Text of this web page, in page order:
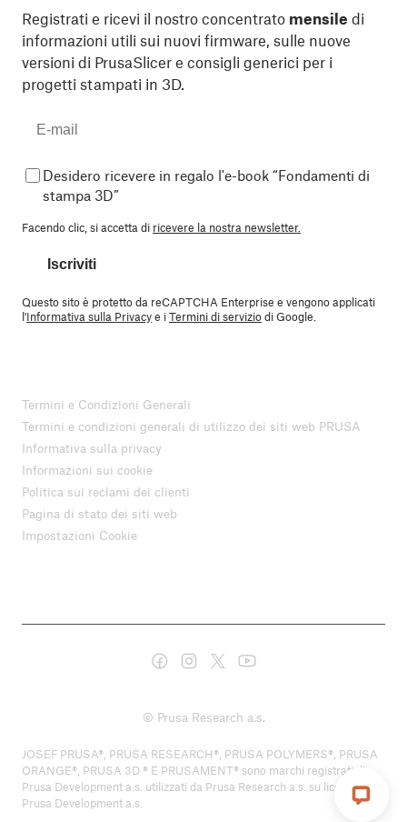
Registrati e ricevi il nostro concentrato mensile di
informazioni utili sui nuovi firmware, sulle nuove
versioni di PrusaSlicer e consigli generici per i
progetti stampati in 3D.
Desidero ricevere in regalo l'e-book “Fondamenti di
stampa 3D”
Facendo clic, si accetta di ricevere la nostra newsletter.
Iscriviti
Questo sito è protetto da reCAPTCHA Enterprise e vengono applicati
l'Informativa sulla Privacye iTermini di serviziodi Google.
Termini e Condizioni Generali
Termini e condizioni generali di utilizzo dei siti web PRUSA
Informativa sulla privacy
Informazioni sui cookie
Politica sui reclami dei clienti
Pagina di stato dei siti web
Impostazioni Cookie
© Prusa Research a.s.
JOSEF PRUSA®, PRUSA RESEARCH®, PRUSA POLYMERS®, PRUSA
ORANGE®, PRUSA 3D ® E PRUSAMENT® sono marchi registrati di
Prusa Development a.s. utilizzati da Prusa Research a.s. su licenza di
Prusa Development a.s.